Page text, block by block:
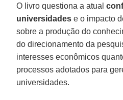
O livro questiona a atual
universidades e o impacto
sobre a produção do
do direcionamento da
interesses econômicos
processos adotados para
universidades.